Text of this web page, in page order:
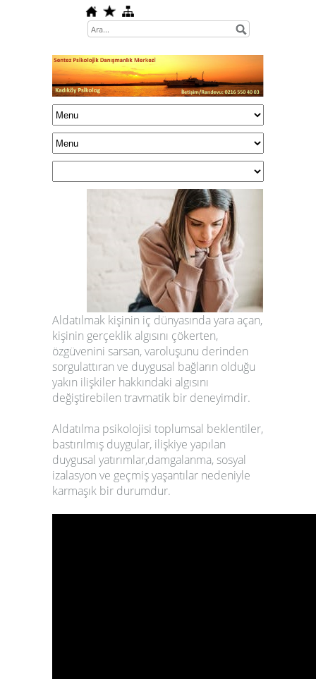
Aldatılmak kişinin iç dünyasında yara açan,
kişinin gerçeklik algısını çökerten,
özgüvenini sarsan, varoluşunu derinden
sorgulattıran ve duygusal bağların olduğu
yakın ilişkiler hakkındaki algısını
değiştirebilen travmatik bir deneyimdir.
Aldatılma psikolojisi toplumsal beklentiler,
bastırılmış duygular, ilişkiye yapılan
duygusal yatırımlar,damgalanma, sosyal
izalasyon ve geçmiş yaşantılar nedeniyle
karmaşık bir durumdur.